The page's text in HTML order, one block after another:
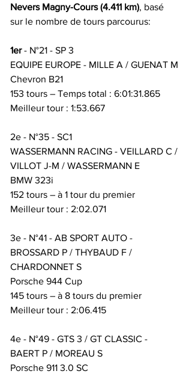
Nevers Magny-Cours (4.411 km), basé
sur le nombre de tours parcourus:
1er - N°21 - SP 3
EQUIPE EUROPE - MILLE A / GUENAT M
Chevron B21
153 tours – Temps total : 6:01:31.865
Meilleur tour : 1:53.667
2e - N°35 - SC1
WASSERMANN RACING - VEILLARD C /
VILLOT J-M / WASSERMANN E
BMW 323i
152 tours – à 1 tour du premier
Meilleur tour : 2:02.071
3e - N°41 - AB SPORT AUTO -
BROSSARD P / THYBAUD F /
CHARDONNET S
Porsche 944 Cup
145 tours – à 8 tours du premier
Meilleur tour : 2:06.415
4e - N°49 - GTS 3 / GT CLASSIC -
BAERT P / MOREAU S
Porsche 911 3.0 SC